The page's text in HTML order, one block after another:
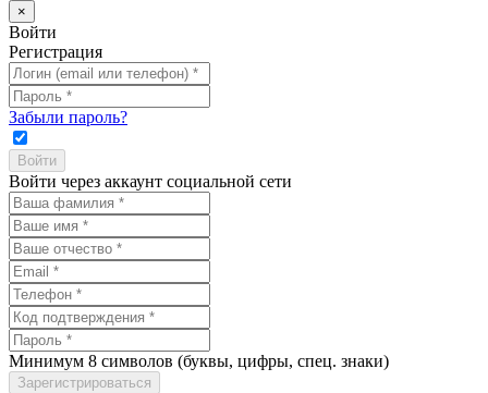
×
Войти
Регистрация
Забыли пароль?
Войти через аккаунт социальной сети
Минимум 8 символов (буквы, цифры, спец. знаки)